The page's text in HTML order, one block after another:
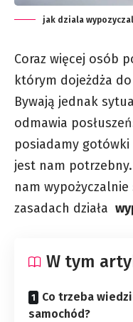
jak dziala
Coraz więcej osób
którym dojeżdża
Bywają jednak
odmawia
posiadamy
jest nam
nam
zasadach działa
W tym
Co trzeba
samochód?